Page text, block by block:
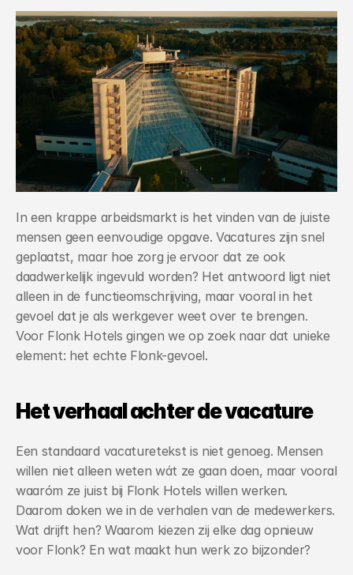
In een krappe arbeidsmarkt is het vinden van de juiste
mensen geen eenvoudige opgave. Vacatures zijn snel
geplaatst, maar hoe zorg je ervoor dat ze ook
daadwerkelijk ingevuld worden? Het antwoord ligt niet
alleen in de functieomschrijving, maar vooral in het
gevoel dat je als werkgever weet over te brengen.
Voor Flonk Hotels gingen we op zoek naar dat unieke
element: het echte Flonk-gevoel.
Het verhaal achter de vacature
Een standaard vacaturetekst is niet genoeg. Mensen
willen niet alleen weten wát ze gaan doen, maar vooral
waaróm ze juist bij Flonk Hotels willen werken.
Daarom doken we in de verhalen van de medewerkers.
Wat drijft hen? Waarom kiezen zij elke dag opnieuw
voor Flonk? En wat maakt hun werk zo bijzonder?